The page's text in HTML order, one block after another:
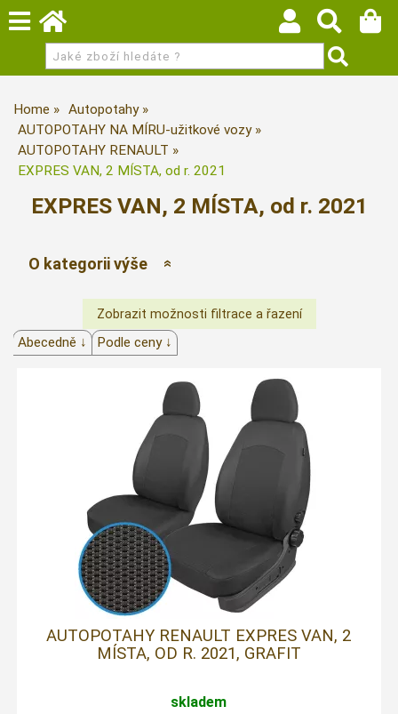
Home
Autopotahy
AUTOPOTAHY NA MÍRU-užitkové vozy
AUTOPOTAHY RENAULT
EXPRES VAN, 2 MÍSTA, od r. 2021
EXPRES VAN, 2 MÍSTA, od r. 2021
O kategorii výše
Abecedně ↓ Podle ceny ↓
AUTOPOTAHY RENAULT EXPRES VAN, 2
MÍSTA, OD R. 2021, GRAFIT
skladem